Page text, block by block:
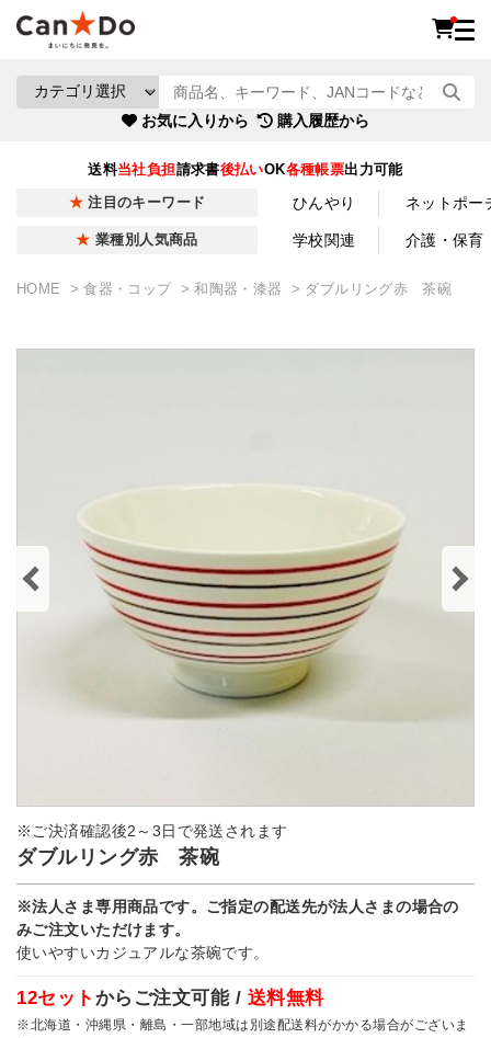
お気に入りから 購入履歴から
送料当社負担請求書後払いOK各種帳票出力可能
注目のキーワード ひんやり ネットポー
業種別人気商品 学校関連 介護・保育
HOME 食器・コップ 和陶器・漆器 ダブルリング赤 茶碗
※ご決済確認後2～3日で発送されます
ダブルリング赤 茶碗
※法人さま専用商品です。ご指定の配送先が法人さまの場合の
みご注文いただけます。
使いやすいカジュアルな茶碗です。
12セット からご注文可能 / 送料無料
※北海道・沖縄県・離島・一部地域は別途配送料がかかる場合がございま